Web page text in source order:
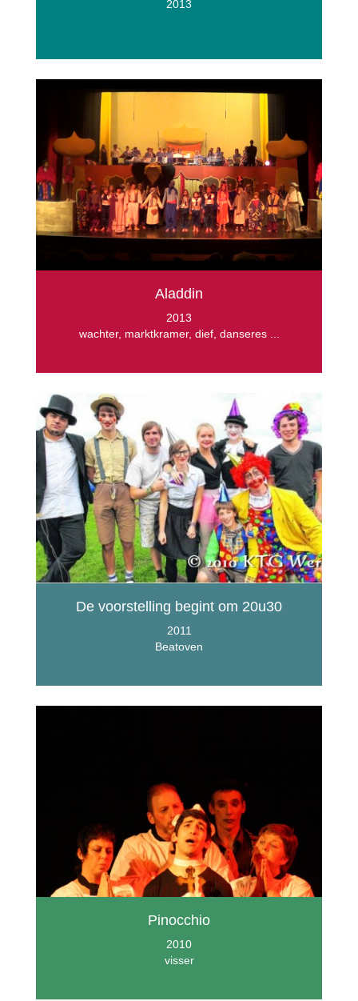
2013
Aladdin
2013
wachter, marktkramer, dief, danseres ...
De voorstelling begint om 20u30
2011
Beatoven
Pinocchio
2010
visser